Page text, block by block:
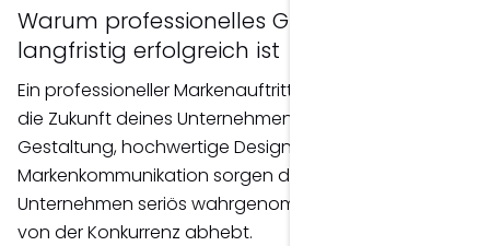
Warum professionelles Grafikdesign
langfristig erfolgreich ist
Ein professioneller Markenauftritt ist eine Investition in
die Zukunft deines Unternehmens. Einheitliche
Gestaltung, hochwertige Designs und eine klare
Markenkommunikation sorgen dafür, dass dein
Unternehmen seriös wahrgenommen wird und sich
von der Konkurrenz abhebt.